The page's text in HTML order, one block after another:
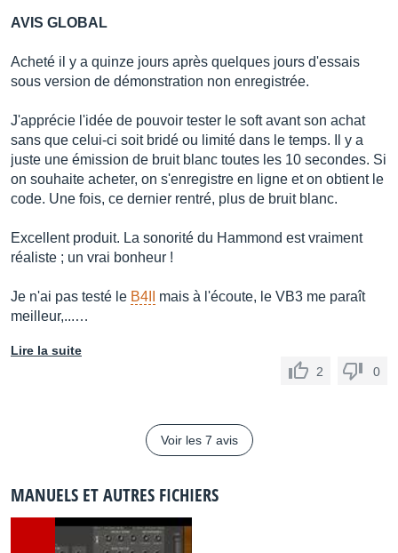
AVIS GLOBAL
Acheté il y a quinze jours après quelques jours d'essais
sous version de démonstration non enregistrée.
J'apprécie l'idée de pouvoir tester le soft avant son achat
sans que celui-ci soit bridé ou limité dans le temps. Il y a
juste une émission de bruit blanc toutes les 10 secondes. Si
on souhaite acheter, on s'enregistre en ligne et on obtient le
code. Une fois, ce dernier rentré, plus de bruit blanc.
Excellent produit. La sonorité du Hammond est vraiment
réaliste ; un vrai bonheur !
Je n'ai pas testé le B4II
mais à l'écoute, le VB3 me paraît
meilleur,...…
Lire la suite
2
0
Voir les 7 avis
MANUELS ET AUTRES FICHIERS